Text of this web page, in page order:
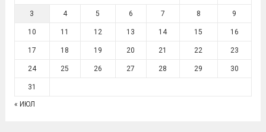
3 4 5 6 7 8 9
10 11 12 13 14 15 16
17 18 19 20 21 22 23
24 25 26 27 28 29 30
31
« ИЮЛ